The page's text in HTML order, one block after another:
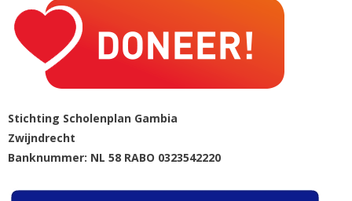
Stichting Scholenplan Gambia
Zwijndrecht
Banknummer: NL 58 RABO 0323542220